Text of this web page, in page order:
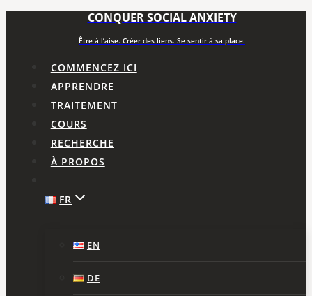
CONQUER SOCIAL ANXIETY
Être à l’aise. Créer des liens. Se sentir à sa place.
COMMENCEZ ICI
APPRENDRE
TRAITEMENT
COURS
RECHERCHE
À PROPOS
FR
EN
DE